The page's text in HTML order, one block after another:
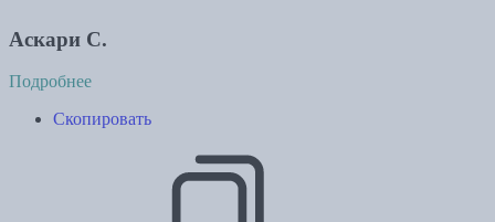
Аскари С.
Подробнее
Скопировать